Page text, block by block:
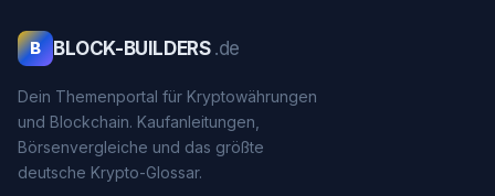
B BLOCK-BUILDERS .de
Dein Themenportal für Kryptowährungen
und Blockchain. Kaufanleitungen,
Börsenvergleiche und das größte
deutsche Krypto-Glossar.